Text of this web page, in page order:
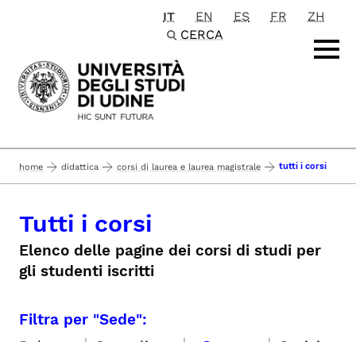
Passa al contenuto principale
IT EN ES FR
ZH
CERCA
home didattica corsi di laurea e laurea magistrale tutti i corsi
Tutti i corsi
Elenco delle pagine dei corsi di studi per
gli studenti iscritti
Filtra per "Sede":